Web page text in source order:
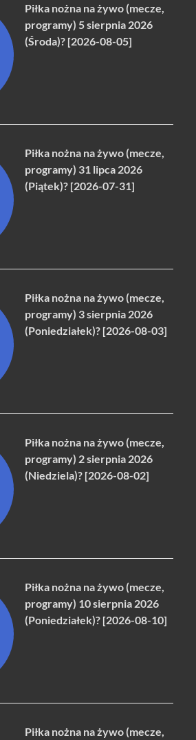
Piłka nożna na żywo (mecze,
programy) 5 sierpnia 2026
(Środa)? [2026-08-05]
Piłka nożna na żywo (mecze,
programy) 31 lipca 2026
(Piątek)? [2026-07-31]
Piłka nożna na żywo (mecze,
programy) 3 sierpnia 2026
(Poniedziałek)? [2026-08-03]
Piłka nożna na żywo (mecze,
programy) 2 sierpnia 2026
(Niedziela)? [2026-08-02]
Piłka nożna na żywo (mecze,
programy) 10 sierpnia 2026
(Poniedziałek)? [2026-08-10]
Piłka nożna na żywo (mecze,